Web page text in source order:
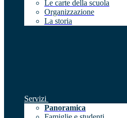
Le carte della scuola
Organizzazione
La storia
Servizi
Panoramica